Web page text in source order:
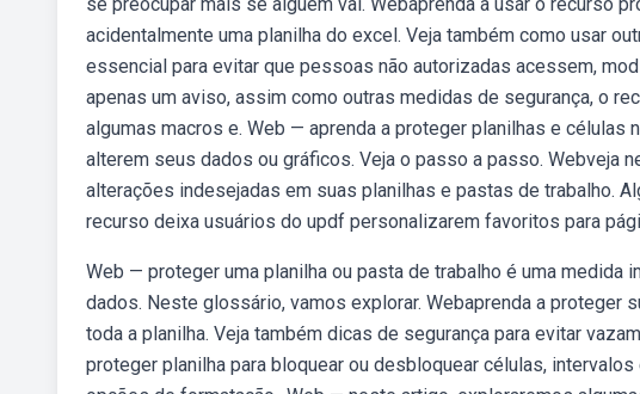
acidentalmente uma planilha do excel. Veja também como usar
essencial para evitar que pessoas não autorizadas acessem,
apenas um aviso, assim como outras medidas de segurança, o
algumas macros e. Web — aprenda a proteger planilhas e células
alterem seus dados ou gráficos. Veja o passo a passo. Webveja
alterações indesejadas em suas planilhas e pastas de trabalho.
recurso deixa usuários do updf personalizarem favoritos para
Web — proteger uma planilha ou pasta de trabalho é uma medida
dados. Neste glossário, vamos explorar. Webaprenda a proteger
toda a planilha. Veja também dicas de segurança para evitar
proteger planilha para bloquear ou desbloquear células,